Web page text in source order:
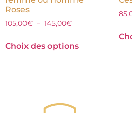
Roses
105,00€ – 145,00€
Choix des options